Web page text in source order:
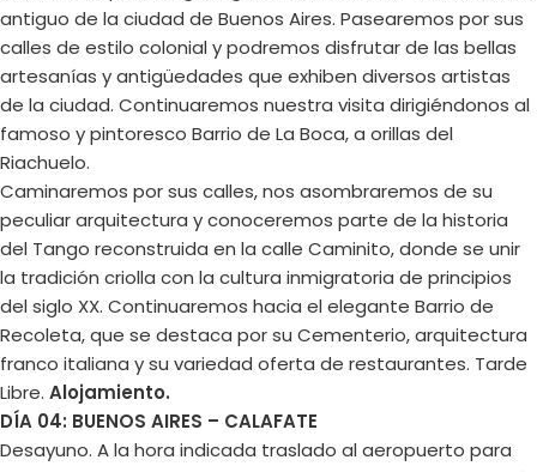
antiguo de la ciudad de Buenos Aires. Pasearemos por sus
calles de estilo colonial y podremos disfrutar de las bellas
artesanías y antigüedades que exhiben diversos artistas
de la ciudad. Continuaremos nuestra visita dirigiéndonos al
famoso y pintoresco Barrio de La Boca, a orillas del
Riachuelo.
Caminaremos por sus calles, nos asombraremos de su
peculiar arquitectura y conoceremos parte de la historia
del Tango reconstruida en la calle Caminito, donde se unir
la tradición criolla con la cultura inmigratoria de principios
del siglo XX. Continuaremos hacia el elegante Barrio de
Recoleta, que se destaca por su Cementerio, arquitectura
franco italiana y su variedad oferta de restaurantes. Tarde
Libre. Alojamiento.
DÍA 04: BUENOS AIRES – CALAFATE
Desayuno. A la hora indicada traslado al aeropuerto para